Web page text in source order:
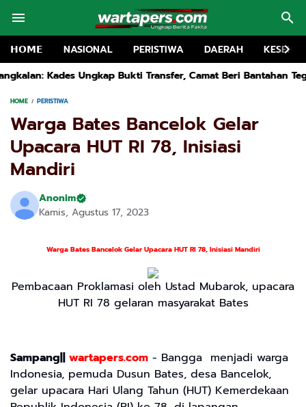
𝗛𝗢𝗠𝗘 NASIONAL PERISTIWA DAERAH
Transfer, Camat Beri Bantahan Tegas Kapolsek Kwanyar
HOME PERISTIWA
Warga Bates Bancelok Gelar
Upacara HUT RI 78, Inisiasi
Mandiri
Anonim
Kamis, Agustus 17, 2023
Warga Bates Bancelok Gelar Upacara HUT RI 78, Inisiasi Mandiri
Pembacaan Proklamasi oleh Ustad Mubarok, upacara
HUT RI 78 gelaran masyarakat Bates
Sampang|| wartapers.com - Bangga menjadi warga
Indonesia, pemuda Dusun Bates, desa Bancelok,
gelar upacara Hari Ulang Tahun (HUT) Kemerdekaan